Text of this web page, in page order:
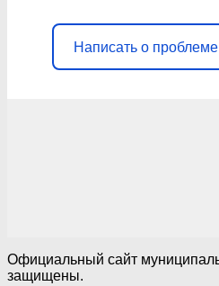
Написать о проблеме
Официальный сайт
защищены.